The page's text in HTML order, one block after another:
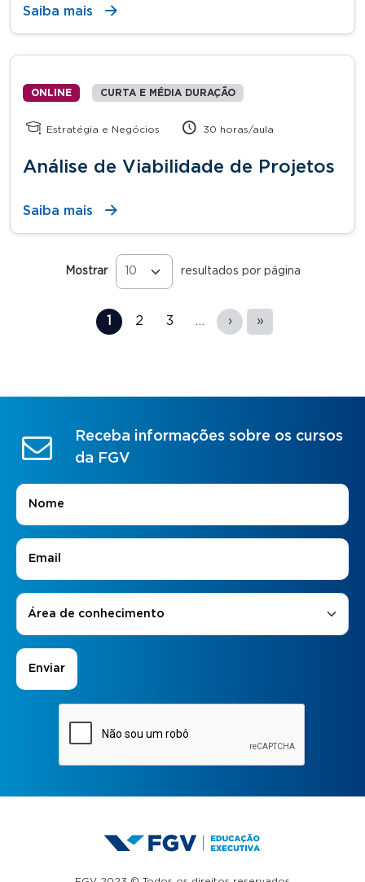
Saiba mais
ONLINE CURTA E MÉDIA DURAÇÃO
Estratégia e Negócios 30 horas/aula
Análise de Viabilidade de Projetos
Saiba mais
Mostrar resultados por página
1 2 3 … › »
Receba informações sobre os cursos
da FGV
Nome
E-mail
Áreas de Interesse
Área de conhecimento